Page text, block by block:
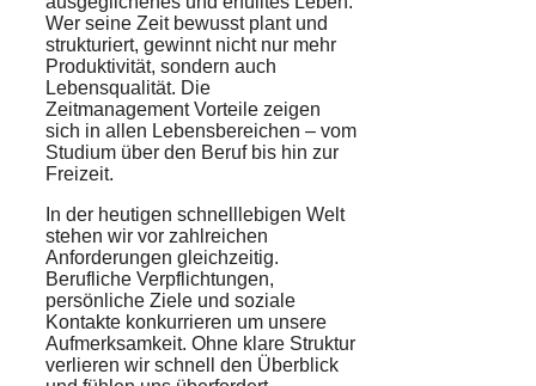
Wer seine Zeit bewusst plant und
strukturiert, gewinnt nicht nur mehr
Produktivität, sondern auch
Lebensqualität. Die
Zeitmanagement Vorteile zeigen
sich in allen Lebensbereichen – vom
Studium über den Beruf bis hin zur
Freizeit.
In der heutigen schnelllebigen Welt
stehen wir vor zahlreichen
Anforderungen gleichzeitig.
Berufliche Verpflichtungen,
persönliche Ziele und soziale
Kontakte konkurrieren um unsere
Aufmerksamkeit. Ohne klare Struktur
verlieren wir schnell den Überblick